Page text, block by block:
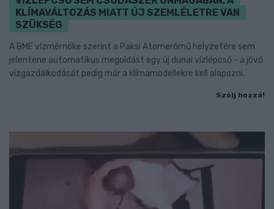
KLÍMAVÁLTOZÁS MIATT ÚJ SZEMLÉLETRE VAN
SZÜKSÉG
A BME vízmérnöke szerint a Paksi Atomerőmű helyzetére sem
jelentene automatikus megoldást egy új dunai vízlépcső - a jövő
vízgazdálkodását pedig már a klímamodellekre kell alapozni.
Szólj hozzá!